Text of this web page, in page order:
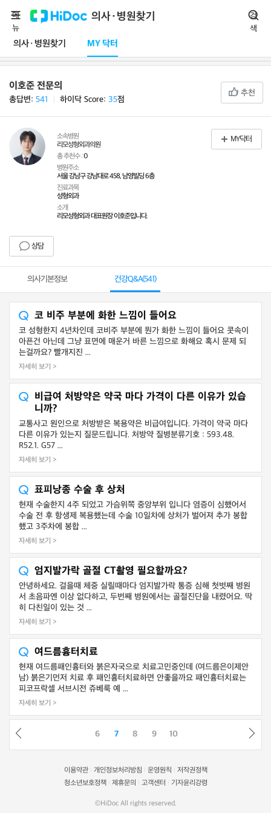
의사·병원찾기
의사·병원찾기 MY 닥터
메
뉴
검
색
이호준 전문의
총답변: 541 하이닥 Score: 35점
추천
소속병원
리모성형외과의원
총 추천수 :0
병원주소
서울 강남구 강남대로 458, 남영빌딩 6층
진료과목
성형외과
소개
리모성형외과 대표원장 이호준입니다.
상담
MY닥터
의사기본정보 건강Q&A(541)
코 비주 부분에 화한 느낌이 들어요
코 성형한지 4년차인데 코비주 부분에 뭔가 화한 느낌이 들어요 콧속이
아픈건 아닌데 그냥 표면에 매운거 바른 느낌으로 화해요 혹시 문제 되
는걸까요? 빨개지진 ...
자세히 보기 >
비급여 처방약은 약국 마다 가격이 다른 이유가 있습
니까?
교통사고 원인으로 처방받은 복용약은 비급여입니다. 가격이 약국 마다
다른 이유가 있는지 질문드립니다. 처방약 질병분류기호 : 593.48.
R52.1. G57 ...
자세히 보기 >
표피낭종 수술 후 상처
현재 수술한지 4주 되었고 가슴위쪽 중앙부위 입니다 염증이 심했어서
수술 전 후 항생제 복용했는데 수술 10일차에 상처가 벌어져 추가 봉합
했고 3주차에 봉합 ...
자세히 보기 >
엄지발가락 골절 CT촬영 필요할까요?
안녕하세요. 걸을때 체중 실릴때마다 엄지발가락 통증 심해 첫벗째 병원
서 초음파엔 이상 없다하고, 두번째 병원에서는 골절진단을 내렸어요. 딱
히 다친일이 있는 것 ...
자세히 보기 >
여드름흉터치료
현재 여드름패인흉터와 붉은자국으로 치료고민중인데 (여드름은이제안
남) 붉은기먼저 치료 후 패인흉터치료하면 안좋을까요 패인흉터치료는
피코프락셀 서브시전 쥬베룩 예 ...
자세히 보기 >
6 7 8 9 10
이용약관 개인정보처리방침 운영원칙
저작권정책
청소년보호정책
제휴문의 고객센터 기자윤리강령
©HiDoc All rights reserved.